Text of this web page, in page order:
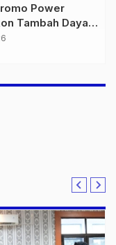
Power
Tambah Daya
2026